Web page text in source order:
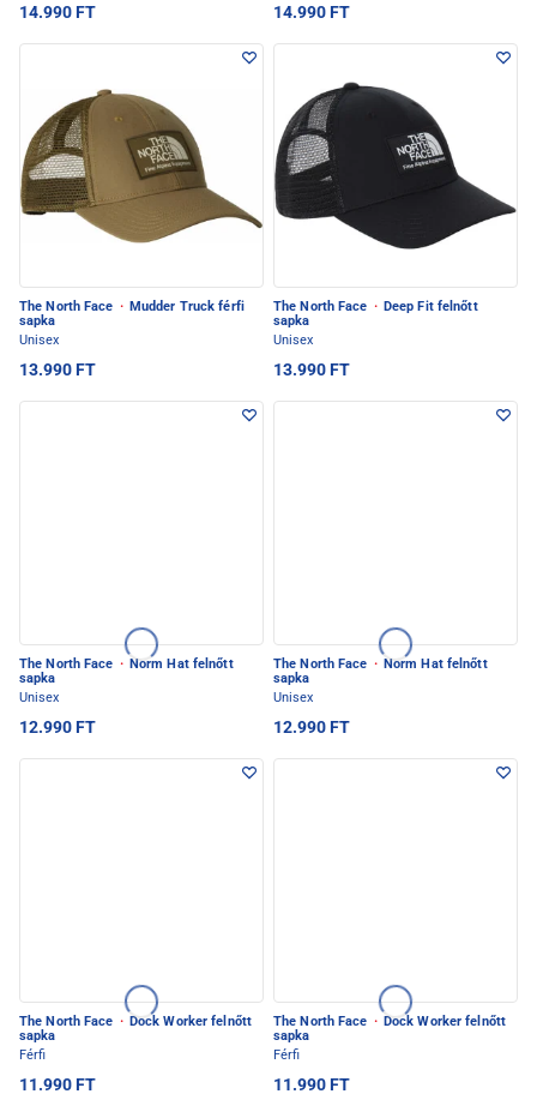
14.990 FT 14.990 FT
The North Face · Mudder Truck férfi
sapka
Unisex
13.990 FT
The North Face · Deep Fit felnőtt
sapka
Unisex
13.990 FT
The North Face · Norm Hat felnőtt
sapka
Unisex
12.990 FT
The North Face · Norm Hat felnőtt
sapka
Unisex
12.990 FT
The North Face · Dock Worker felnőtt
sapka
Férfi
11.990 FT
The North Face · Dock Worker felnőtt
sapka
Férfi
11.990 FT